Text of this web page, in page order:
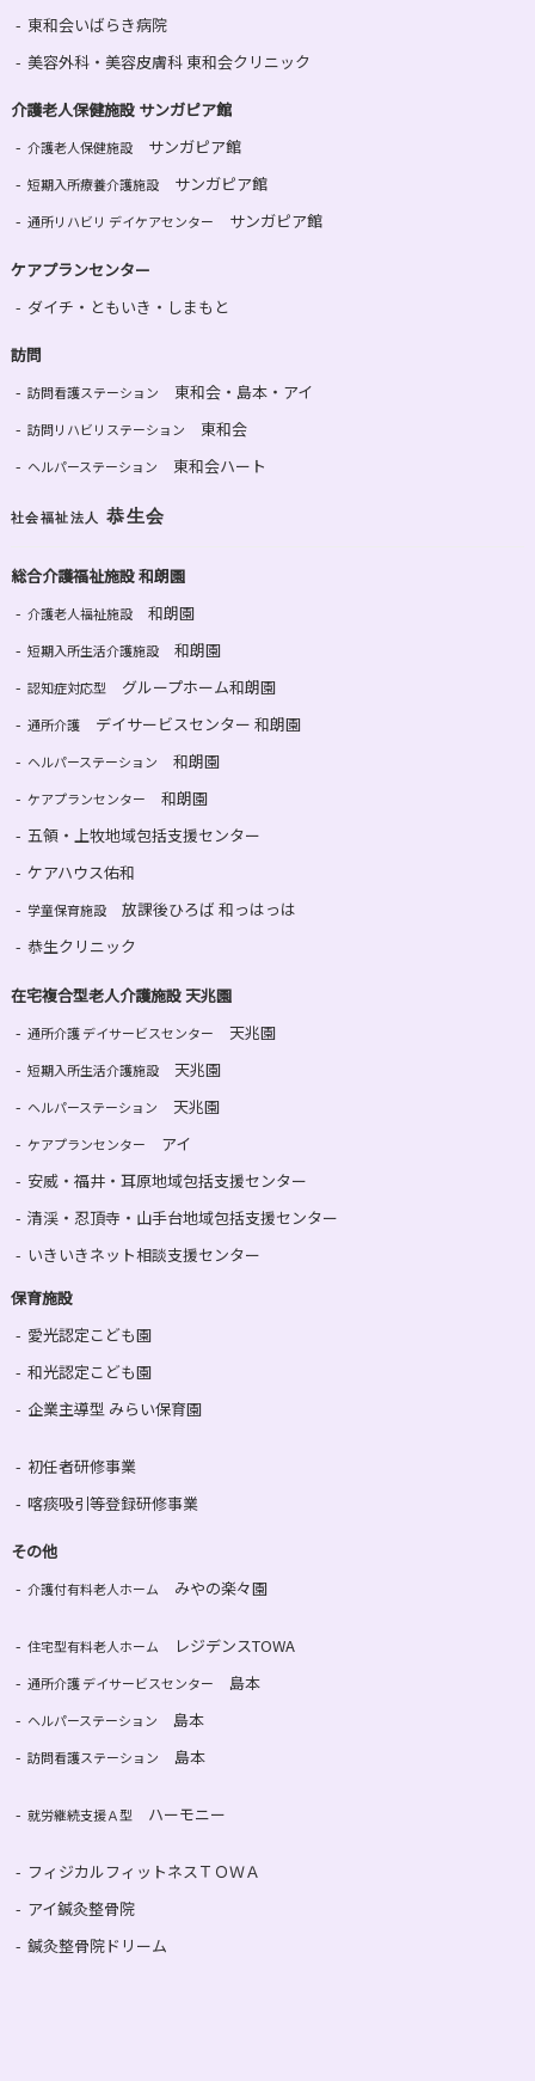
東和会いばらき病院
美容外科・美容皮膚科 東和会クリニック
介護老人保健施設 サンガピア館
介護老人保健施設サンガピア館
短期入所療養介護施設サンガピア館
通所リハビリ デイケアセンター サンガピア館
ケアプランセンター
ダイチ・ともいき・しまもと
訪問
訪問看護ステーション 東和会・島本・アイ
訪問リハビリステーション 東和会
ヘルパーステーション 東和会ハート
社会福祉法人 恭生会
総合介護福祉施設 和朗園
介護老人福祉施設和朗園
短期入所生活介護施設和朗園
認知症対応型グループホーム和朗園
通所介護デイサービスセンター 和朗園
ヘルパーステーション 和朗園
ケアプランセンター
和朗園
五領・上牧地域包括支援センター
ケアハウス佑和
学童保育施設放課後ひろば 和っはっは
恭生クリニック
在宅複合型老人介護施設 天兆園
通所介護 デイサービスセンター 天兆園
短期入所生活介護施設天兆園
ヘルパーステーション 天兆園
ケアプランセンター
アイ
安威・福井・耳原地域包括支援センター
清渓・忍頂寺・山手台地域包括支援センター
いきいきネット相談支援センター
保育施設
愛光認定こども園
和光認定こども園
企業主導型 みらい保育園
初任者研修事業
喀痰吸引等登録研修事業
その他
介護付有料老人ホーム みやの楽々園
住宅型有料老人ホーム レジデンスTOWA
通所介護 デイサービスセンター 島本
ヘルパーステーション 島本
訪問看護ステーション 島本
就労継続支援Ａ型ハーモニー
フィジカルフィットネスＴＯＷＡ
アイ鍼灸整骨院
鍼灸整骨院ドリーム